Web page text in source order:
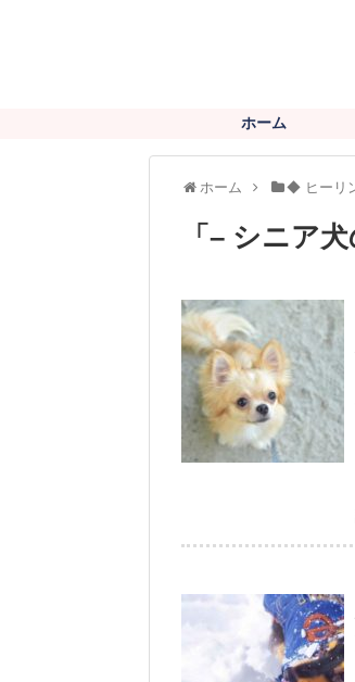
ホーム
ホーム ◆ ヒーリ
「 – シニア